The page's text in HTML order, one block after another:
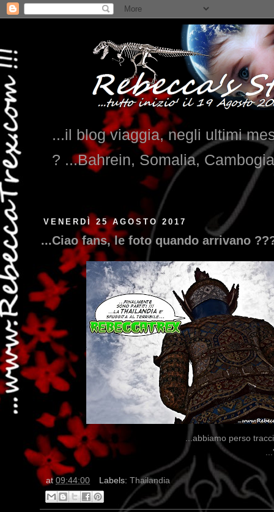
...il blog viaggia, negli ultimi
? ...Bahrein, Somalia,
VENERDÌ 25 AGOSTO 2017
...Ciao fans, le foto quando arrivano
...abbiamo perso
at 09:44:00 Labels: Thailandia